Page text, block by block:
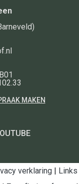
MAKEN
verklaring| Links